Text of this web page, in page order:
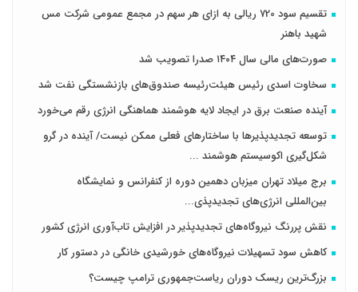
تقسیم سود 720 ریالی به ازای هر سهم در مجمع عمومی شرکت مس
شهید باهنر
صورت‌های مالی سال ۱۴۰۴ صدرا تصویب شد
سخاوت اسدی رئیس هیئت‌رئیسه صندوق‌های بازنشستگی نفت شد
آینده صنعت برق در ایجاد لایه هوشمند هماهنگی انرژی رقم می‌خورد
توسعه تجدیدپذیرها با ساختارهای فعلی ممکن نیست/ آینده در گرو
شکل‌گیری اکوسیستم هوشمند ...
برج میلاد تهران میزبان دهمین دوره از کنفرانس و نمایشگاه
بین‌المللی انرژی‌های تجدیدپذی...
نقش پررنگ نیروگاه‌های تجدیدپذیر در افزایش تاب‌آوری انرژی کشور
کاهش سود تسهیلات نیروگاه‌های خورشیدی خانگی در دستور کار
بزرگ‌ترین ریسک دوران ریاست‌جمهوری ترامپ چیست؟